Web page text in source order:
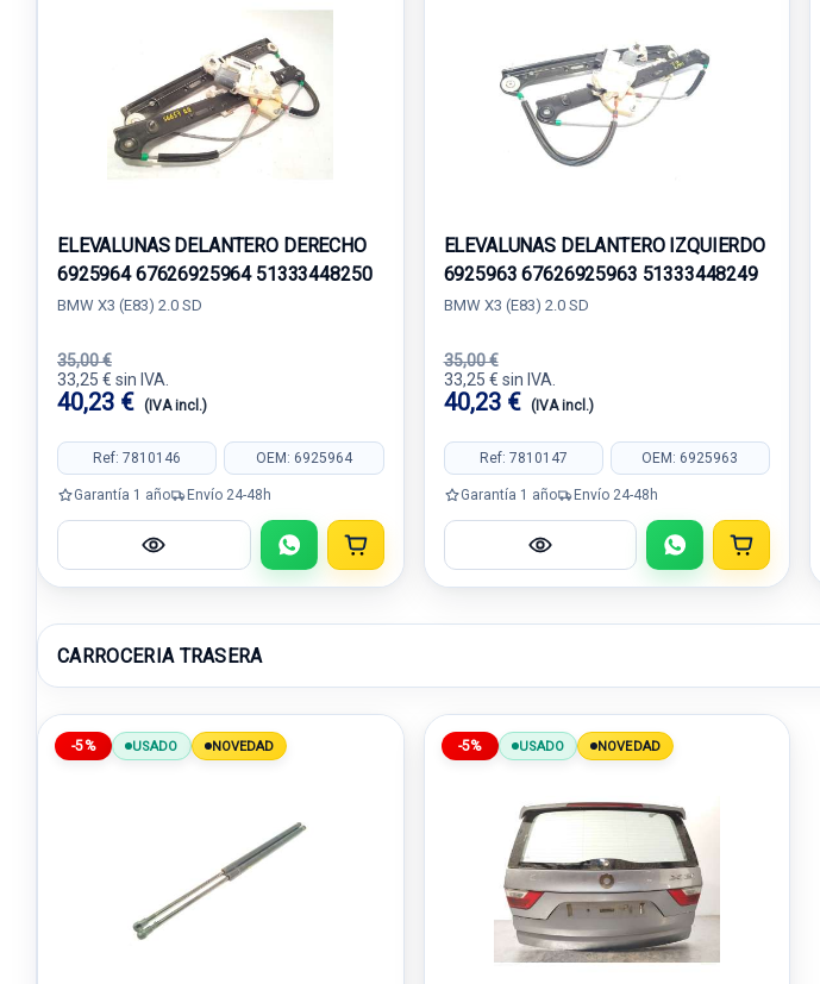
ELEVALUNAS DELANTERO DERECHO
6925964 67626925964 51333448250
BMW X3 (E83) 2.0 SD
35,00 €
33,25 € sin IVA.
40,23 € (IVA incl.)
Ref: 7810146 OEM: 6925964
Garantía 1 año Envío 24-48h
ELEVALUNAS DELANTERO IZQUIERDO
6925963 67626925963 51333448249
BMW X3 (E83) 2.0 SD
35,00 €
33,25 € sin IVA.
40,23 € (IVA incl.)
Ref: 7810147 OEM: 6925963
Garantía 1 año Envío 24-48h
CARROCERIA TRASERA
-5% USADO NOVEDAD -5% USADO NOVEDAD